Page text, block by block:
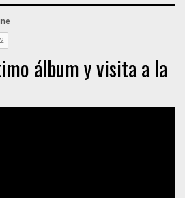
álbum y visita a la